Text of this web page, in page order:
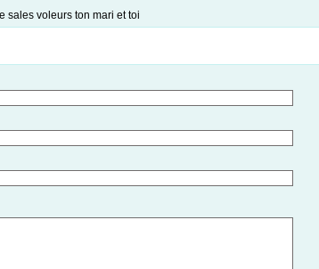
sales voleurs ton mari et toi